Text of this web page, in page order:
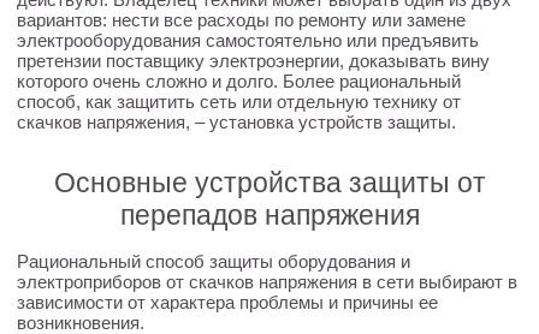
вариантов: нести все расходы по ремонту или замене
электрооборудования самостоятельно или предъявить
претензии поставщику электроэнергии, доказывать вину
которого очень сложно и долго. Более рациональный
способ, как защитить сеть или отдельную технику от
скачков напряжения, – установка устройств защиты.
Основные устройства защиты от
перепадов напряжения
Рациональный способ защиты оборудования и
электроприборов от скачков напряжения в сети выбирают в
зависимости от характера проблемы и причины ее
возникновения.